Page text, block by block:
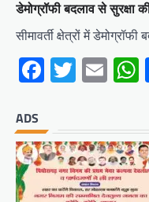
डेमोग्रॉफी बदलाव से
सीमावर्ती क्षेत्रों में
Facebook
ADS